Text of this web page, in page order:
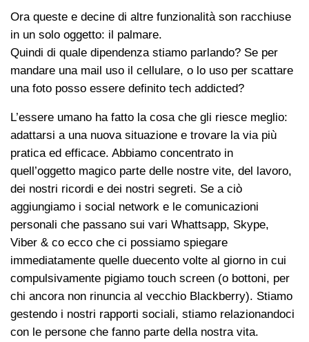
Ora queste e decine di altre funzionalità son racchiuse
in un solo oggetto: il palmare.
Quindi di quale dipendenza stiamo parlando? Se per
mandare una mail uso il cellulare, o lo uso per scattare
una foto posso essere definito tech addicted?
L’essere umano ha fatto la cosa che gli riesce meglio:
adattarsi a una nuova situazione e trovare la via più
pratica ed efficace. Abbiamo concentrato in
quell’oggetto magico parte delle nostre vite, del lavoro,
dei nostri ricordi e dei nostri segreti. Se a ciò
aggiungiamo i social network e le comunicazioni
personali che passano sui vari Whattsapp, Skype,
Viber & co ecco che ci possiamo spiegare
immediatamente quelle duecento volte al giorno in cui
compulsivamente pigiamo touch screen (o bottoni, per
chi ancora non rinuncia al vecchio Blackberry). Stiamo
gestendo i nostri rapporti sociali, stiamo relazionandoci
con le persone che fanno parte della nostra vita.